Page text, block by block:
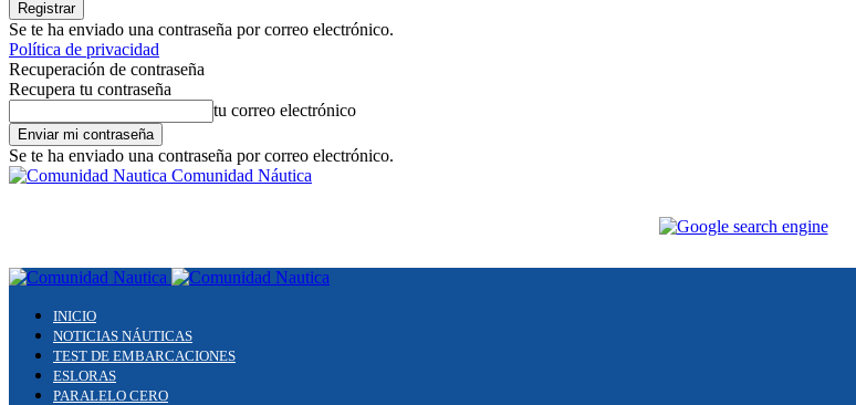
Se te ha enviado una contraseña por correo electrónico.
Política de privacidad
Recuperación de contraseña
Recupera tu contraseña
tu correo electrónico
Se te ha enviado una contraseña por correo electrónico.
Comunidad Náutica
INICIO
NOTICIAS NÁUTICAS
TEST DE EMBARCACIONES
ESLORAS
PARALELO CERO